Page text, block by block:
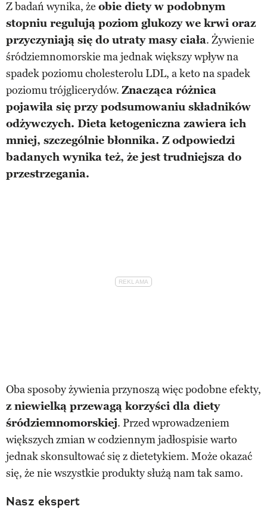
Z badań wynika, że obie diety w podobnym
stopniu regulują poziom glukozy we krwi oraz
przyczyniają się do utraty masy ciała. Żywienie
śródziemnomorskie ma jednak większy wpływ na
spadek poziomu cholesterolu LDL, a keto na spadek
poziomu trójglicerydów. Znacząca różnica
pojawiła się przy podsumowaniu składników
odżywczych. Dieta ketogeniczna zawiera ich
mniej, szczególnie błonnika. Z odpowiedzi
badanych wynika też, że jest trudniejsza do
przestrzegania.
Oba sposoby żywienia przynoszą więc podobne efekty,
z niewielką przewagą korzyści dla diety
śródziemnomorskiej. Przed wprowadzeniem
większych zmian w codziennym jadłospisie warto
jednak skonsultować się z dietetykiem. Może okazać
się, że nie wszystkie produkty służą nam tak samo.
Nasz ekspert